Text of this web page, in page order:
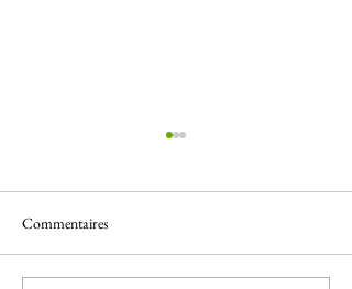
Commentaires